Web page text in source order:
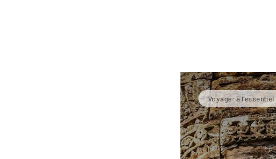
Voyager à l’essentiel